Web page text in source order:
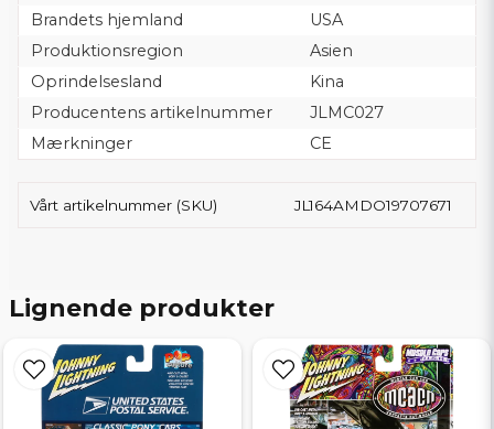
Brandets hjemland
USA
Produktionsregion
Asien
Oprindelsesland
Kina
Producentens artikelnummer
JLMC027
Mærkninger
CE
Vårt artikelnummer (SKU) JL164AMDO19707671
Lignende produkter